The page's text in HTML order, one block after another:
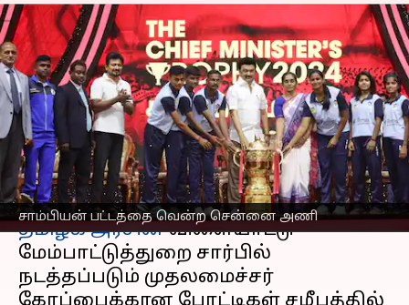
சாம்பியன் பட்டத்தை வென்ற சென்னை அணி
முதலமைச்சர் கோப்பை
2024 போட்டி நிறைவு:
சாம்பியன் பட்டத்தை
வென்ற சென்னை அணி
எழுதியவர் Venkatalakshmi V Oct 25, 2024 11:22 am
செய்தி முன்னோட்டம்
தமிழக அரசின்விளையாட்டு
மேம்பாட்டுத்துறை சார்பில்
நடத்தப்படும் முதலமைச்சர்